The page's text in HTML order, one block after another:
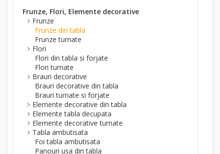
Frunze, Flori, Elemente decorative
Frunze
Frunze din tabla
Frunze turnate
Flori
Flori din tabla si forjate
Flori turnate
Brauri decorative
Brauri decorative din tabla
Brauri turnate si forjate
Elemente decorative din tabla
Elemente tabla decupata
Elemente decorative turnate
Tabla ambutisata
Foi tabla ambutisata
Panouri usa din tabla